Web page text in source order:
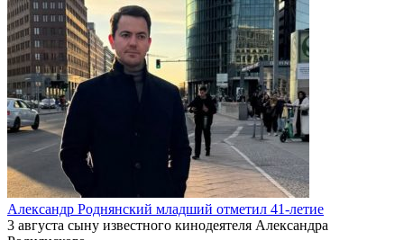
Александр Роднянский младший отметил 41-летие
3 августа сыну известного кинодеятеля Александра